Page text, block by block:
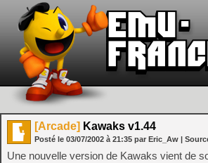
[Arcade] Kawaks v1.44
Posté le 03/07/2002 à 21:35 par Eric_Aw |
Une nouvelle version de Kawaks vient de